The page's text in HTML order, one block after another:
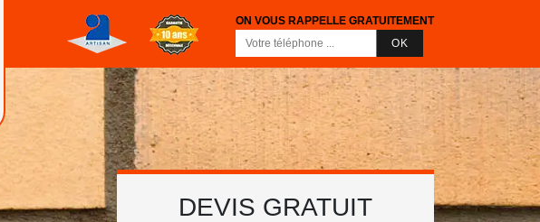
ON VOUS RAPPELLE GRATUITEMENT
DEVIS GRATUIT